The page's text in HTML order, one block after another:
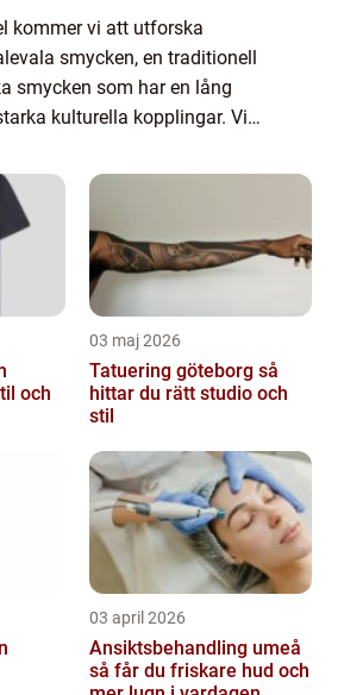
kommer vi att utforska
smycken, en traditionell
smycken som har en lång
kulturella kopplingar. Vi
smycken är och de o...
och
03 maj 2026
Tatuering göteborg så
hittar du rätt studio och
stil
03 april 2026
Ansiktsbehandling umeå
så får du friskare hud och